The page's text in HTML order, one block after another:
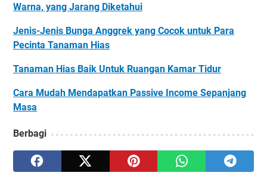
Warna, yang Jarang Diketahui
Jenis-Jenis Bunga Anggrek yang Cocok untuk Para
Pecinta Tanaman Hias
Tanaman Hias Baik Untuk Ruangan Kamar Tidur
Cara Mudah Mendapatkan Passive Income Sepanjang
Masa
Berbagi